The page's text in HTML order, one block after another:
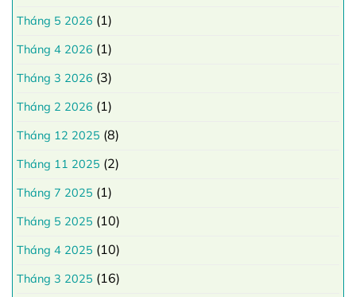
Tháng 5 2026 (1)
Tháng 4 2026 (1)
Tháng 3 2026 (3)
Tháng 2 2026 (1)
Tháng 12 2025 (8)
Tháng 11 2025 (2)
Tháng 7 2025 (1)
Tháng 5 2025 (10)
Tháng 4 2025 (10)
Tháng 3 2025 (16)